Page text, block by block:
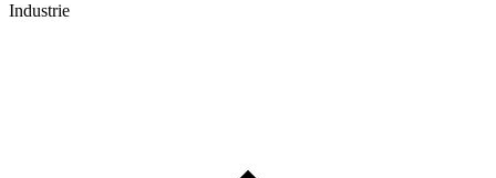
Industrie